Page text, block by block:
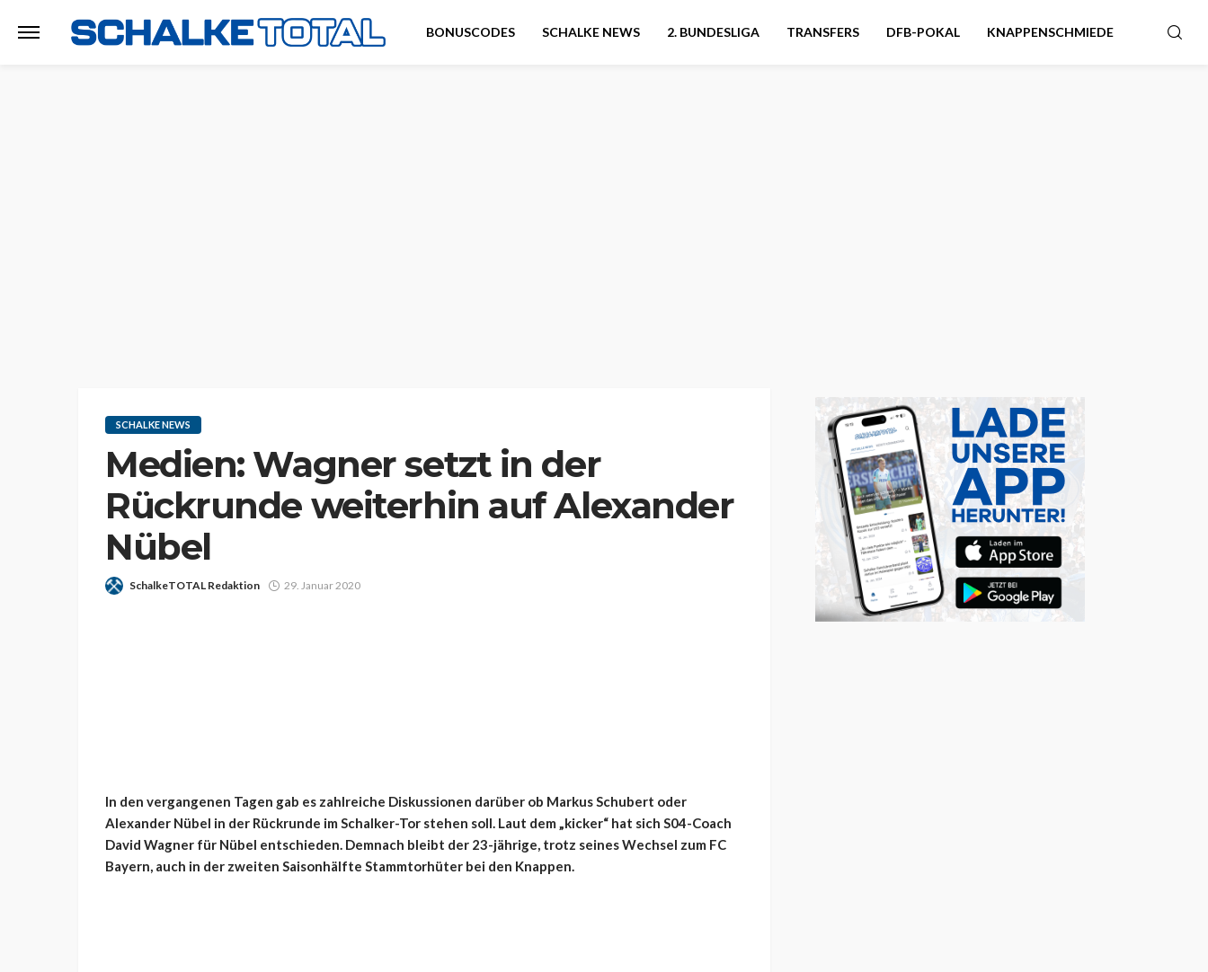
BONUSCODES SCHALKE NEWS 2. BUNDESLIGA TRANSFERS DFB-POKAL KNAPPENSCHMIEDE
SCHALKE NEWS
Medien: Wagner setzt in der
Rückrunde weiterhin auf Alexander
Nübel
SchalkeTOTAL Redaktion 29. Januar 2020
In den vergangenen Tagen gab es zahlreiche Diskussionen darüber ob Markus Schubert oder
Alexander Nübel in der Rückrunde im Schalker-Tor stehen soll. Laut dem „kicker“ hat sich S04-Coach
David Wagner für Nübel entschieden. Demnach bleibt der 23-jährige, trotz seines Wechsel zum FC
Bayern, auch in der zweiten Saisonhälfte Stammtorhüter bei den Knappen.